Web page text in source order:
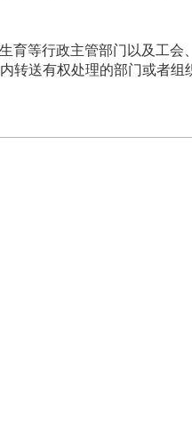
育等行政主管部门以及工
送有权处理的部门或者组